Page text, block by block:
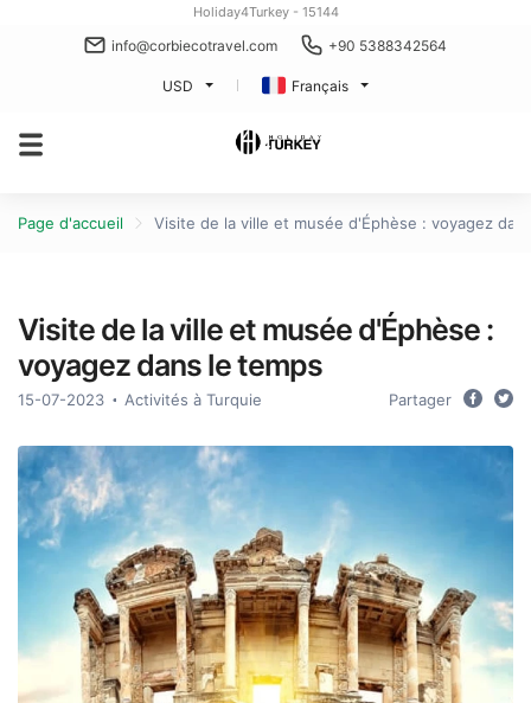
Holiday4Turkey - 15144
info@corbiecotravel.com +90 5388342564
USD Français
Page d'accueil Visite de la ville et musée d'Éphèse : voyagez
Visite de la ville et musée d'Éphèse :
voyagez dans le temps
15-07-2023 Activités à Turquie Partager